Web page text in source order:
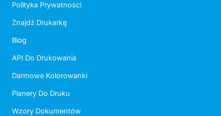
Polityka Prywatności
Znajdź Drukarkę
Blog
API Do Drukowania
Darmowe Kolorowanki
Planery Do Druku
Wzory Dokumentów